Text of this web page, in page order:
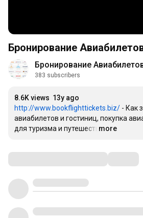
Бронирование
Бронирование
383 subscribers
8.6K views 13y ago
http://www.bookflighttickets.biz/ - Как
авиабилетов и гостиниц, покупка
для туризма и путешествий!!!…
more